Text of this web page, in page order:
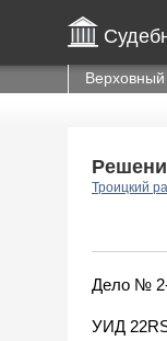
Верховный
Троицкий
Дело №
УИД